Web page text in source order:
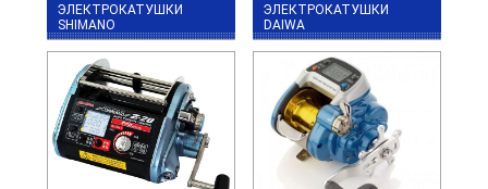
ЭЛЕКТРОКАТУШКИ
SHIMANO
ЭЛЕКТРОКАТУШКИ
DAIWA